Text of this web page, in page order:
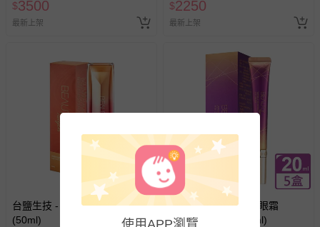
退換貨須知
您所購買的商品享有7天的鑑賞期／猶豫期權益，但此期間
包含完整包裝、配件、說明文件及贈品等。
如需退換貨，請於收到商品7天（含例假日內提出），如為
瑕疵退換貨所產生的運費，將由媽咪愛負責處理，若非瑕疵
退貨，您可至『查詢訂單』>『已出貨』中查詢該筆訂單，
並點選『我要退貨』即可進行申請。若有相關退貨問題，請
至媽咪愛
LINE@客服ID: @mamilove
我們將依序為您處理
與服務，謝謝。
針對滿件折/滿額贈…等活動，如因部份退貨，而該訂單保
$3500
最新上架
$2250
最新上架
台鹽生技 - 逆時賦活超能精華
(50ml)
台鹽生技 - 亮采淡紋眼霜
(20mlx5罐，共100ml)
使用APP瀏覽